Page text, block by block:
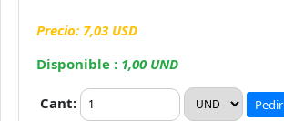
Precio: 7,03 USD
Disponible : 1,00 UND
Cant: Pedir